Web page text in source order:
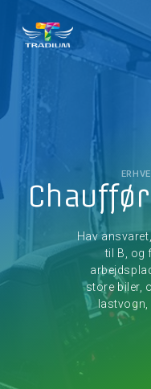
Hav
til B, og
store biler,